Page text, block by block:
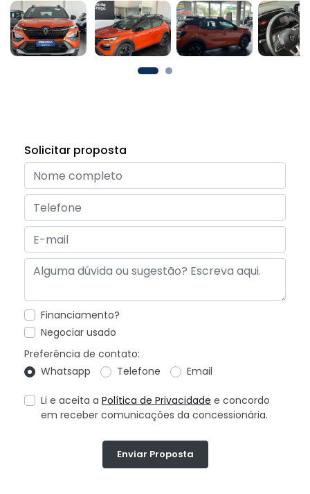
Solicitar proposta
Financiamento?
Negociar usado
Preferência de contato:
Whatsapp
Telefone Email
Li e aceita a Política de Privacidade e concordo
em receber comunicações da concessionária.
Enviar Proposta